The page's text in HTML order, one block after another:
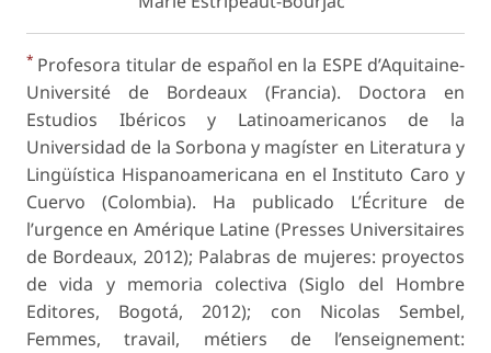
* Profesora titular de español en la ESPE d’Aquitaine-
Université de Bordeaux (Francia). Doctora en
Estudios Ibéricos y Latinoamericanos de la
Universidad de la Sorbona y magíster en Literatura y
Lingüística Hispanoamericana en el Instituto Caro y
Cuervo (Colombia). Ha publicado L’Écriture de
l’urgence en Amérique Latine (Presses Universitaires
de Bordeaux, 2012); Palabras de mujeres: proyectos
de vida y memoria colectiva (Siglo del Hombre
Editores, Bogotá, 2012); con Nicolas Sembel,
Femmes, travail, métiers de l’enseignement: